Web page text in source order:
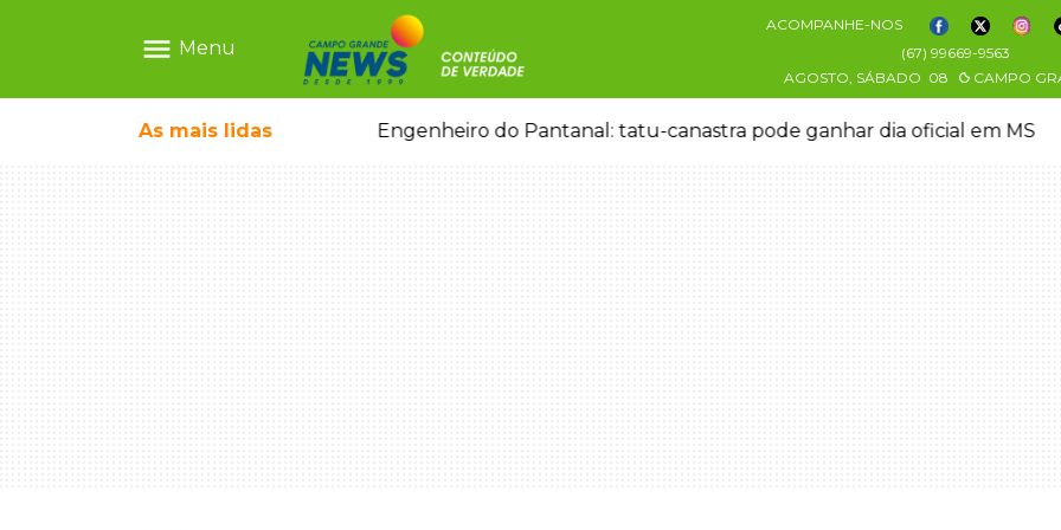
menu Menu
ACOMPANHE-NOS
(67) 99669-9563
AGOSTO, SÁBADO 08 CAMPO
As mais lidas
e morre a caminho do hospital Engenheiro do Pantanal: tatu-canastra pode ganhar dia oficial em MS